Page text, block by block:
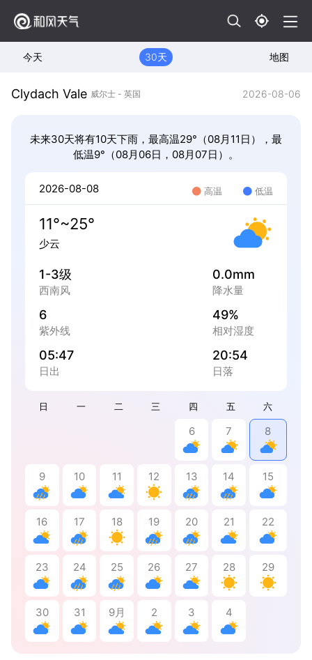
今天 30天 地图
Clydach Vale 威尔士 - 英国 2026-08-06
未来30天将有10天下雨，最高温29°（08月11日），最
低温9°（08月06日，08月07日）。
日 一 二 三 四 五 六
6 7 8
9 10 11 12 13 14 15
16 17 18 19 20 21 22
23 24 25 26 27 28 29
30 31 9月 2 3 4
2026-08-08 高温 低温
11°~25°
少云
1-3级
西南风
0.0mm
降水量
6
紫外线
49%
相对湿度
05:47
日出
20:54
日落